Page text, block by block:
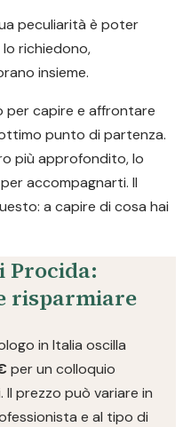
peculiarità è poter
richiedono,
insieme.
per capire e affrontare
punto di partenza.
più approfondito, lo
accompagnarti. Il
a capire di cosa hai
Procida:
risparmiare
in Italia oscilla
per un colloquio
prezzo può variare in
e al tipo di